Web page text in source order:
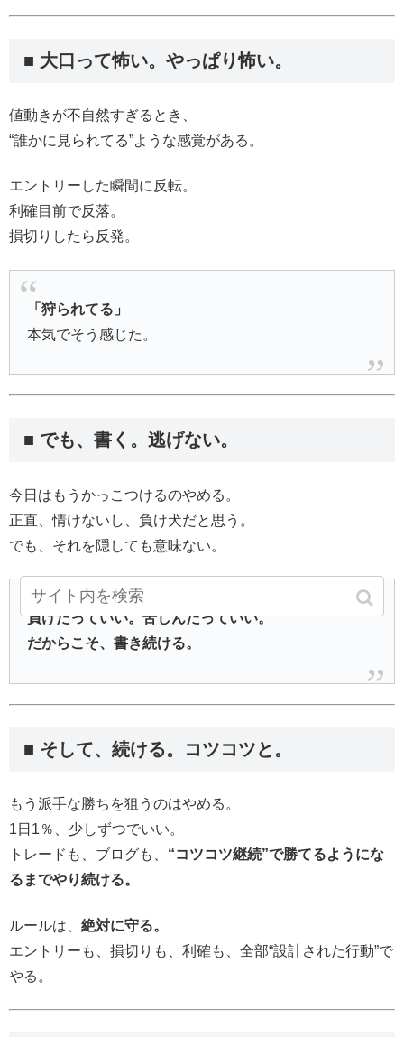
■ 大口って怖い。やっぱり怖い。
値動きが不自然すぎるとき、
“誰かに見られてる”ような感覚がある。
エントリーした瞬間に反転。
利確目前で反落。
損切りしたら反発。
「狩られてる」
本気でそう感じた。
■ でも、書く。逃げない。
今日はもうかっこつけるのやめる。
正直、情けないし、負け犬だと思う。
でも、それを隠しても意味ない。
負けたっていい。苦しんだっていい。
だからこそ、書き続ける。
■ そして、続ける。コツコツと。
もう派手な勝ちを狙うのはやめる。
1日1％、少しずつでいい。
トレードも、ブログも、 “コツコツ継続”で勝てるようにな
るまでやり続ける。
ルールは、 絶対に守る。
エントリーも、損切りも、利確も、全部“設計された行動”で
やる。